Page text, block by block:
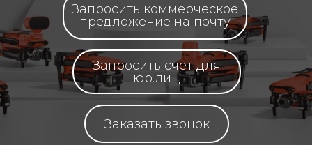
Заказать звонок
Запросить коммерческое
предложение на почту
Запросить счет для
юр.лиц